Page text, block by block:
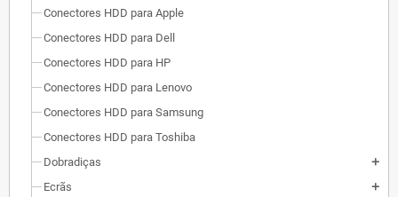
Conectores HDD para Apple
Conectores HDD para Dell
Conectores HDD para HP
Conectores HDD para Lenovo
Conectores HDD para Samsung
Conectores HDD para Toshiba
Dobradiças
add
Ecrãs add